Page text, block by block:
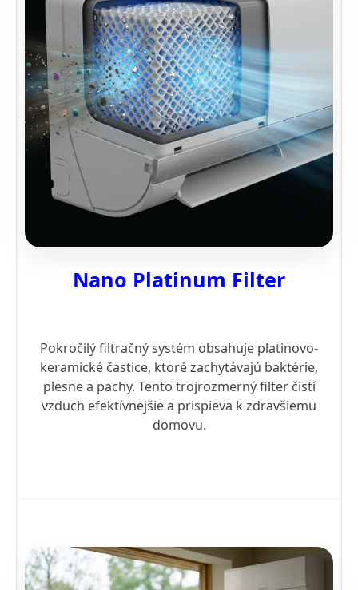
Nano Platinum Filter
Pokročilý filtračný systém obsahuje platinovo-
keramické častice, ktoré zachytávajú baktérie,
plesne a pachy. Tento trojrozmerný filter čistí
vzduch efektívnejšie a prispieva k zdravšiemu
domovu.